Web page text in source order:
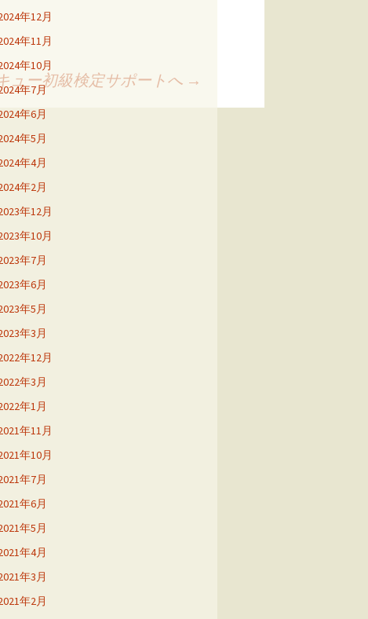
ュー初級検定サポートへ →
年12月
年11月
年10月
年7月
年6月
年5月
年4月
年2月
年12月
年10月
年7月
年6月
年5月
年3月
年12月
年3月
年1月
年11月
年10月
年7月
年6月
年5月
年4月
年3月
年2月